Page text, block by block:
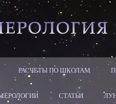
РАСЧЕТЫ ПО ШКОЛАМ
СТАТЬИ